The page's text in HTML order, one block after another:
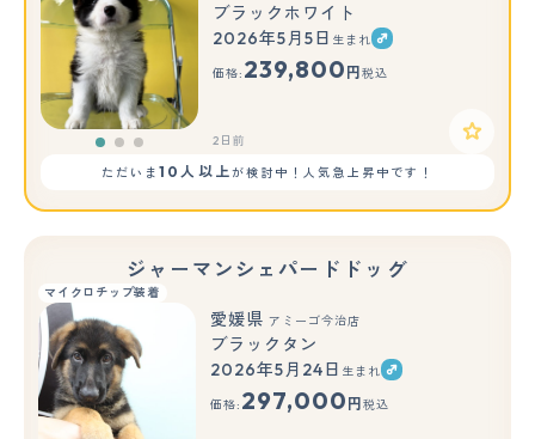
もっと見る
ブラックホワイト
2026年5月5日 生まれ
価格: 239,800 円 税込
2日前
ただいま10人以上が検討中！人気急上昇中です！
ジャーマンシェパードドッグ
マイクロチップ装着
もっと見る
愛媛県 アミーゴ今治店
ブラックタン
2026年5月24日 生まれ
価格: 297,000 円 税込